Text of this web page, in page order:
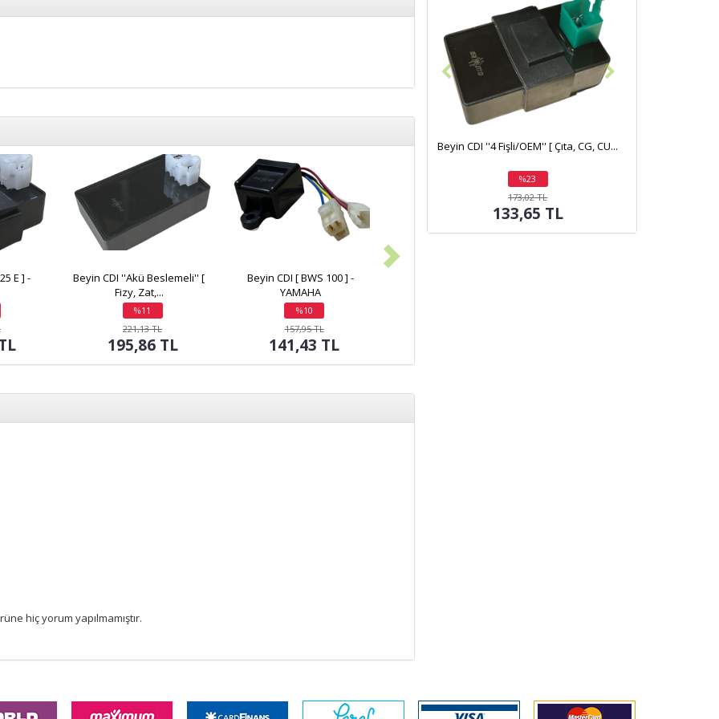
E ] -
Beyin CDI ''Akü Beslemeli'' [
Fizy, Zat,...
%11
indirim
221,13 TL
195,86 TL
Beyin CDI [ BWS 100 ] -
YAMAHA
%10
indirim
157,95 TL
141,43 TL
hiç yorum yapılmamıştır.
Beyin CDI ''4 Fişli/OEM'' [ Çıta, CG, CU...
%23
indirim
173,02 TL
133,65 TL